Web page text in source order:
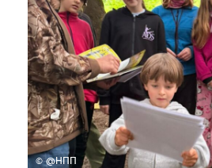
© @НПП